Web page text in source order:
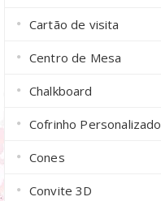
Cartão de visita
Centro de Mesa
Chalkboard
Cofrinho Personalizado
Cones
Convite 3D